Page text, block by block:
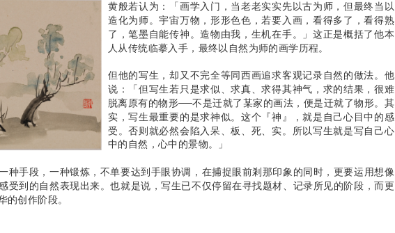
黄般若认为：「画学入门，当老老实实先以古为师，但最终当以
造化为师。宇宙万物，形形色色，若要入画，看得多了，看得熟
了，笔墨自能传神。造物由我，生机在手。」这正是概括了他本
人从传统临摹入手，最终以自然为师的画学历程。
但他的写生，却又不完全等同西画追求客观记录自然的做法。他
说：「但写生若只是求似、求真、求得其神气，求的结果，很难
脱离原有的物形──不是迁就了某家的画法，便是迁就了物形。其
实，写生最重要的是求神似。这个『神』，就是自己心目中的感
受。否则就必然会陷入呆、板、死、实。所以写生就是写自己心
中的自然，心中的景物。」
种手段，一种锻炼，不单要达到手眼协调，在捕捉眼前剎那印象的同时，更要运用想像
受到的自然表现出来。也就是说，写生已不仅停留在寻找题材、记录所见的阶段，而更
的创作阶段。